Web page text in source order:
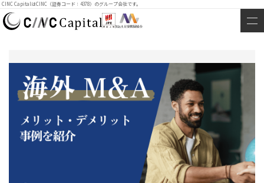
CINC CapitalはCINC（証券コード：4378）のグループ会社です。